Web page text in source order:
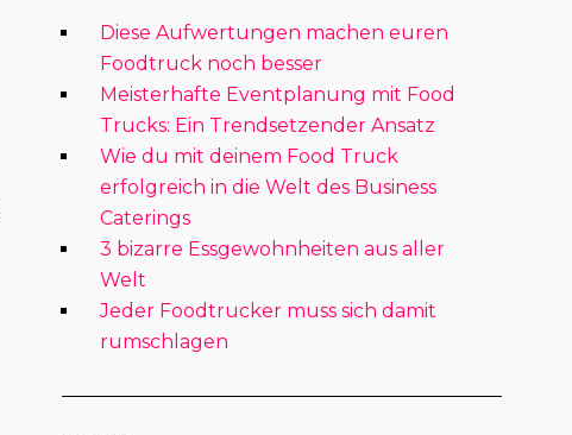
Diese Aufwertungen machen euren
Foodtruck noch besser
Meisterhafte Eventplanung mit Food
Trucks: Ein Trendsetzender Ansatz
Wie du mit deinem Food Truck
erfolgreich in die Welt des Business
Caterings
3 bizarre Essgewohnheiten aus aller
Welt
Jeder Foodtrucker muss sich damit
rumschlagen